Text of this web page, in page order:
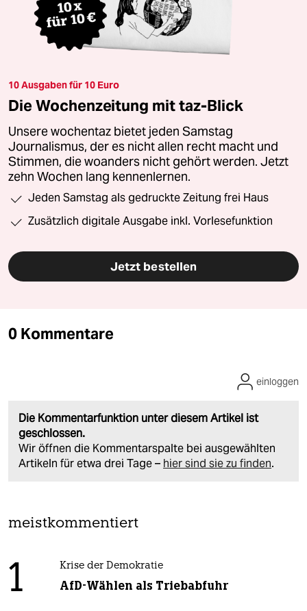
10 Ausgaben für 10 Euro
Die Wochenzeitung mit taz-Blick
Unsere wochentaz bietet jeden Samstag
Journalismus, der es nicht allen recht macht und
Stimmen, die woanders nicht gehört werden. Jetzt
zehn Wochen lang kennenlernen.
Jeden Samstag als gedruckte Zeitung frei Haus
Zusätzlich digitale Ausgabe inkl. Vorlesefunktion
Jetzt bestellen
0 Kommentare
Die Kommentarfunktion unter diesem Artikel ist
geschlossen.
Wir öffnen die Kommentarspalte bei ausgewählten
Artikeln für etwa drei Tage – hier sind sie zu finden.
einloggen
meistkommentiert
1 Krise der Demokratie
AfD-Wählen als Triebabfuhr